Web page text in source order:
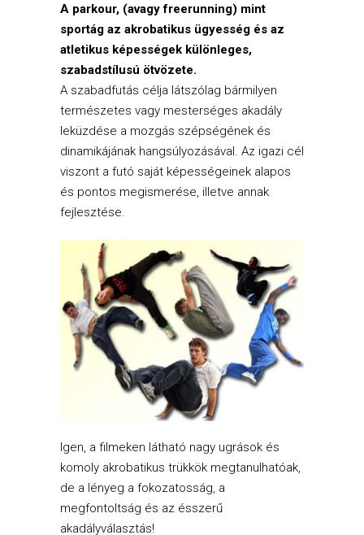
A parkour, (avagy freerunning) mint
sportág az akrobatikus ügyesség és az
atletikus képességek különleges,
szabadstílusú ötvözete.
A szabadfutás célja látszólag bármilyen
természetes vagy mesterséges akadály
leküzdése a mozgás szépségének és
dinamikájának hangsúlyozásával. Az igazi cél
viszont a futó saját képességeinek alapos
és pontos megismerése, illetve annak
fejlesztése.
Igen, a filmeken látható nagy ugrások és
komoly akrobatikus trükkök megtanulhatóak,
de a lényeg a fokozatosság, a
megfontoltság és az ésszerű
akadályválasztás!